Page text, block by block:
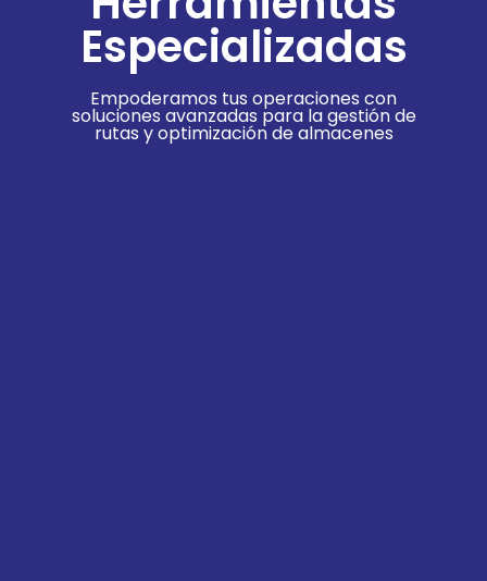
Especializadas
Empoderamos tus operaciones con
soluciones avanzadas para la gestión de
rutas y optimización de almacenes